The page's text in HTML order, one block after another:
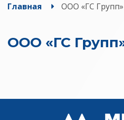
Главная ООО «ГС Групп»
ООО «ГС